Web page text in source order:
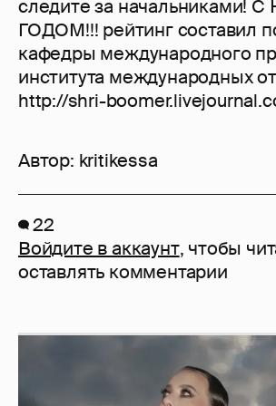
следите за начальниками!
ГОДОМ!!! рейтинг составил
кафедры международного
института международных
http://shri-
Автор: kritikessa
22
Войдите в аккаунт, чтобы
оставлять комментарии